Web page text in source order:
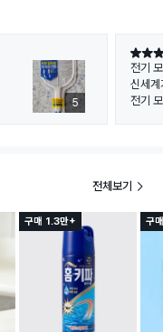
5
별점 5
전기
신세
전기
전체보기
구매 1.3만+ 구